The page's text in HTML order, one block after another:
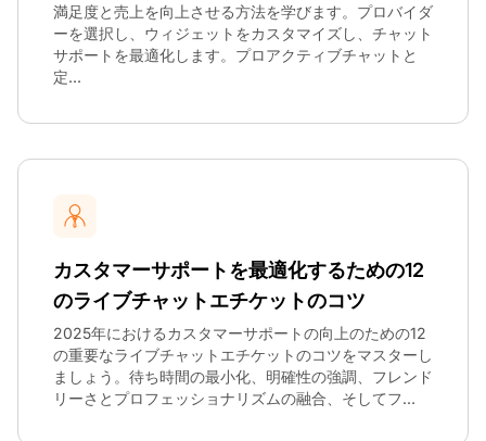
満足度と売上を向上させる方法を学びます。プロバイダ
ーを選択し、ウィジェットをカスタマイズし、チャット
サポートを最適化します。プロアクティブチャットと
定...
カスタマーサポートを最適化するための12
のライブチャットエチケットのコツ
2025年におけるカスタマーサポートの向上のための12
の重要なライブチャットエチケットのコツをマスターし
ましょう。待ち時間の最小化、明確性の強調、フレンド
リーさとプロフェッショナリズムの融合、そしてフ...